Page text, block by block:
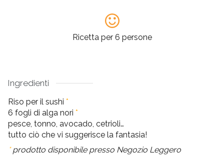
Ricetta per 6 persone
Ingredienti
Riso per il sushi *
6 fogli di alga nori *
pesce, tonno, avocado, cetrioli…
tutto ciò che vi suggerisce la fantasia!
*prodotto disponibile presso Negozio Leggero